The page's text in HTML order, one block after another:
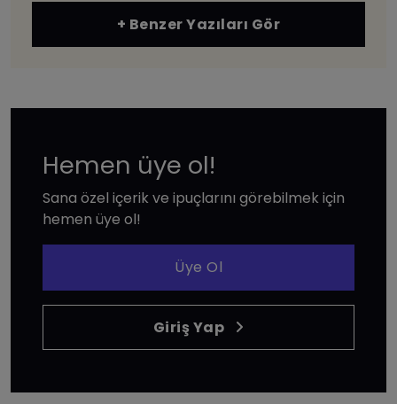
+ Benzer Yazıları Gör
Hemen üye ol!
Sana özel içerik ve ipuçlarını görebilmek için
hemen üye ol!
Üye Ol
Giriş Yap